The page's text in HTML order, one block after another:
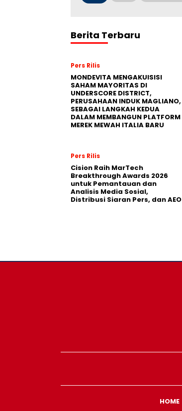
Berita Terbaru
Pers Rilis
MONDEVITA MENGAKUISISI
SAHAM MAYORITAS DI
UNDERSCORE DISTRICT,
PERUSAHAAN INDUK MAGLIANO,
SEBAGAI LANGKAH KEDUA
DALAM MEMBANGUN PLATFORM
MEREK MEWAH ITALIA BARU
Pers Rilis
Cision Raih MarTech
Breakthrough Awards 2026
untuk Pemantauan dan
Analisis Media Sosial,
Distribusi Siaran Pers, dan AEO
HOME